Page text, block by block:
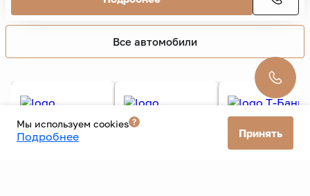
Мы используем cookies
Подробнее Принять